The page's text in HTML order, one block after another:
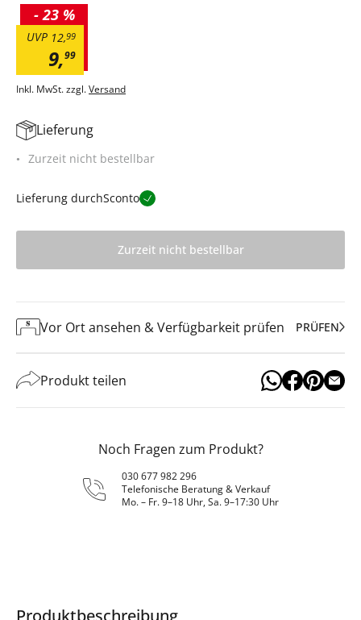
9,99
12,99
UVP
- 23 %
Inkl. MwSt. zzgl.Versand
Lieferung
Zurzeit nicht bestellbar
Lieferung durchSconto
Zurzeit nicht bestellbar
Vor Ort ansehen & Verfügbarkeit prüfen PRÜFEN
Produkt teilen
Noch Fragen zum Produkt?
030 677 982 296
Telefonische Beratung & Verkauf
Mo. – Fr. 9–18 Uhr, Sa. 9–17:30 Uhr
Produktbeschreibung